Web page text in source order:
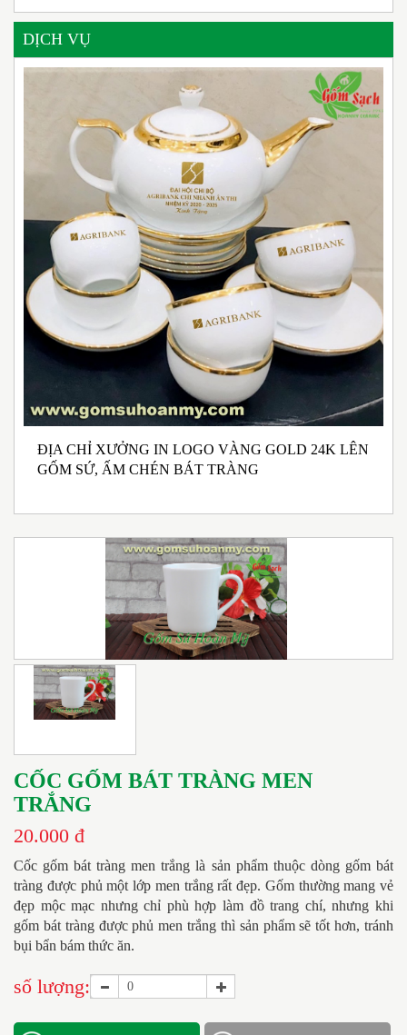
DỊCH VỤ
ĐỊA CHỈ XƯỞNG IN LOGO VÀNG GOLD 24K LÊN
GỐM SỨ, ẤM CHÉN BÁT TRÀNG
CỐC GỐM BÁT TRÀNG MEN
TRẮNG
20.000 đ
Cốc gốm bát tràng men trắng là sản phẩm thuộc dòng gốm bát
tràng được phủ một lớp men trắng rất đẹp. Gốm thường mang vẻ
đẹp mộc mạc nhưng chỉ phù hợp làm đồ trang chí, nhưng khi
gốm bát tràng được phủ men trắng thì sản phẩm sẽ tốt hơn, tránh
bụi bẩn bám thức ăn.
số lượng: